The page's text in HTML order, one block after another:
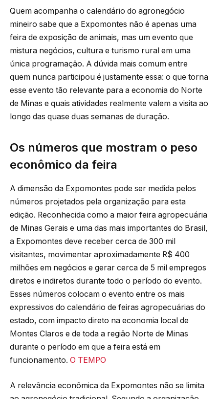
Quem acompanha o calendário do agronegócio
mineiro sabe que a Expomontes não é apenas uma
feira de exposição de animais, mas um evento que
mistura negócios, cultura e turismo rural em uma
única programação. A dúvida mais comum entre
quem nunca participou é justamente essa: o que torna
esse evento tão relevante para a economia do Norte
de Minas e quais atividades realmente valem a visita ao
longo das quase duas semanas de duração.
Os números que mostram o peso
econômico da feira
A dimensão da Expomontes pode ser medida pelos
números projetados pela organização para esta
edição. Reconhecida como a maior feira agropecuária
de Minas Gerais e uma das mais importantes do Brasil,
a Expomontes deve receber cerca de 300 mil
visitantes, movimentar aproximadamente R$ 400
milhões em negócios e gerar cerca de 5 mil empregos
diretos e indiretos durante todo o período do evento.
Esses números colocam o evento entre os mais
expressivos do calendário de feiras agropecuárias do
estado, com impacto direto na economia local de
Montes Claros e de toda a região Norte de Minas
durante o período em que a feira está em
funcionamento. O TEMPO
A relevância econômica da Expomontes não se limita